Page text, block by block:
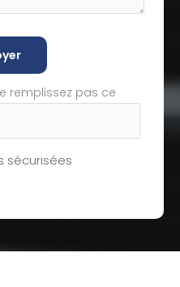
remplissez pas ce
sécurisées